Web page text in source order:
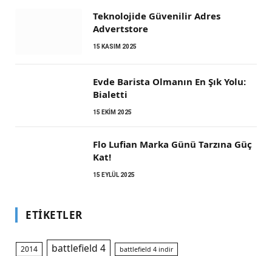
Teknolojide Güvenilir Adres
Advertstore
15 KASIM 2025
Evde Barista Olmanın En Şık Yolu:
Bialetti
15 EKIM 2025
Flo Lufian Marka Günü Tarzına Güç
Kat!
15 EYLÜL 2025
ETIKETLER
2014 battlefield 4 battlefield 4 indir